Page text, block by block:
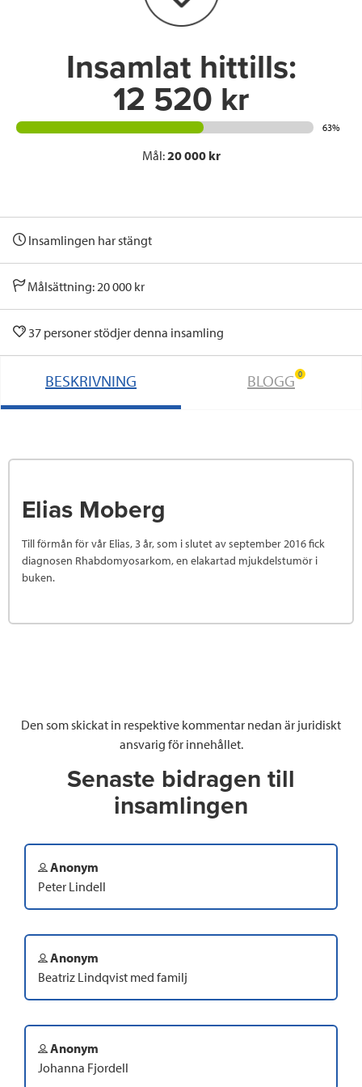
n
Insamlat hittills:
12 520 kr
63%
Mål:20 000 kr
Insamlingen har stängt
Målsättning: 20 000 kr
37 personer stödjer denna insamling
BESKRIVNING BLOGG 0
Elias Moberg
Till förmån för vår Elias, 3 år, som i slutet av september 2016 fick
diagnosen Rhabdomyosarkom, en elakartad mjukdelstumör i
buken.
Den som skickat in respektive kommentar nedan är juridiskt
ansvarig för innehållet.
Senaste bidragen till
insamlingen
Anonym
Peter Lindell
Anonym
Beatriz Lindqvist med familj
Anonym
Johanna Fjordell